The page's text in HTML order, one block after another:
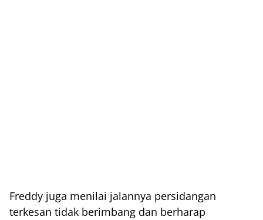
Freddy juga menilai jalannya persidangan
terkesan tidak berimbang dan berharap